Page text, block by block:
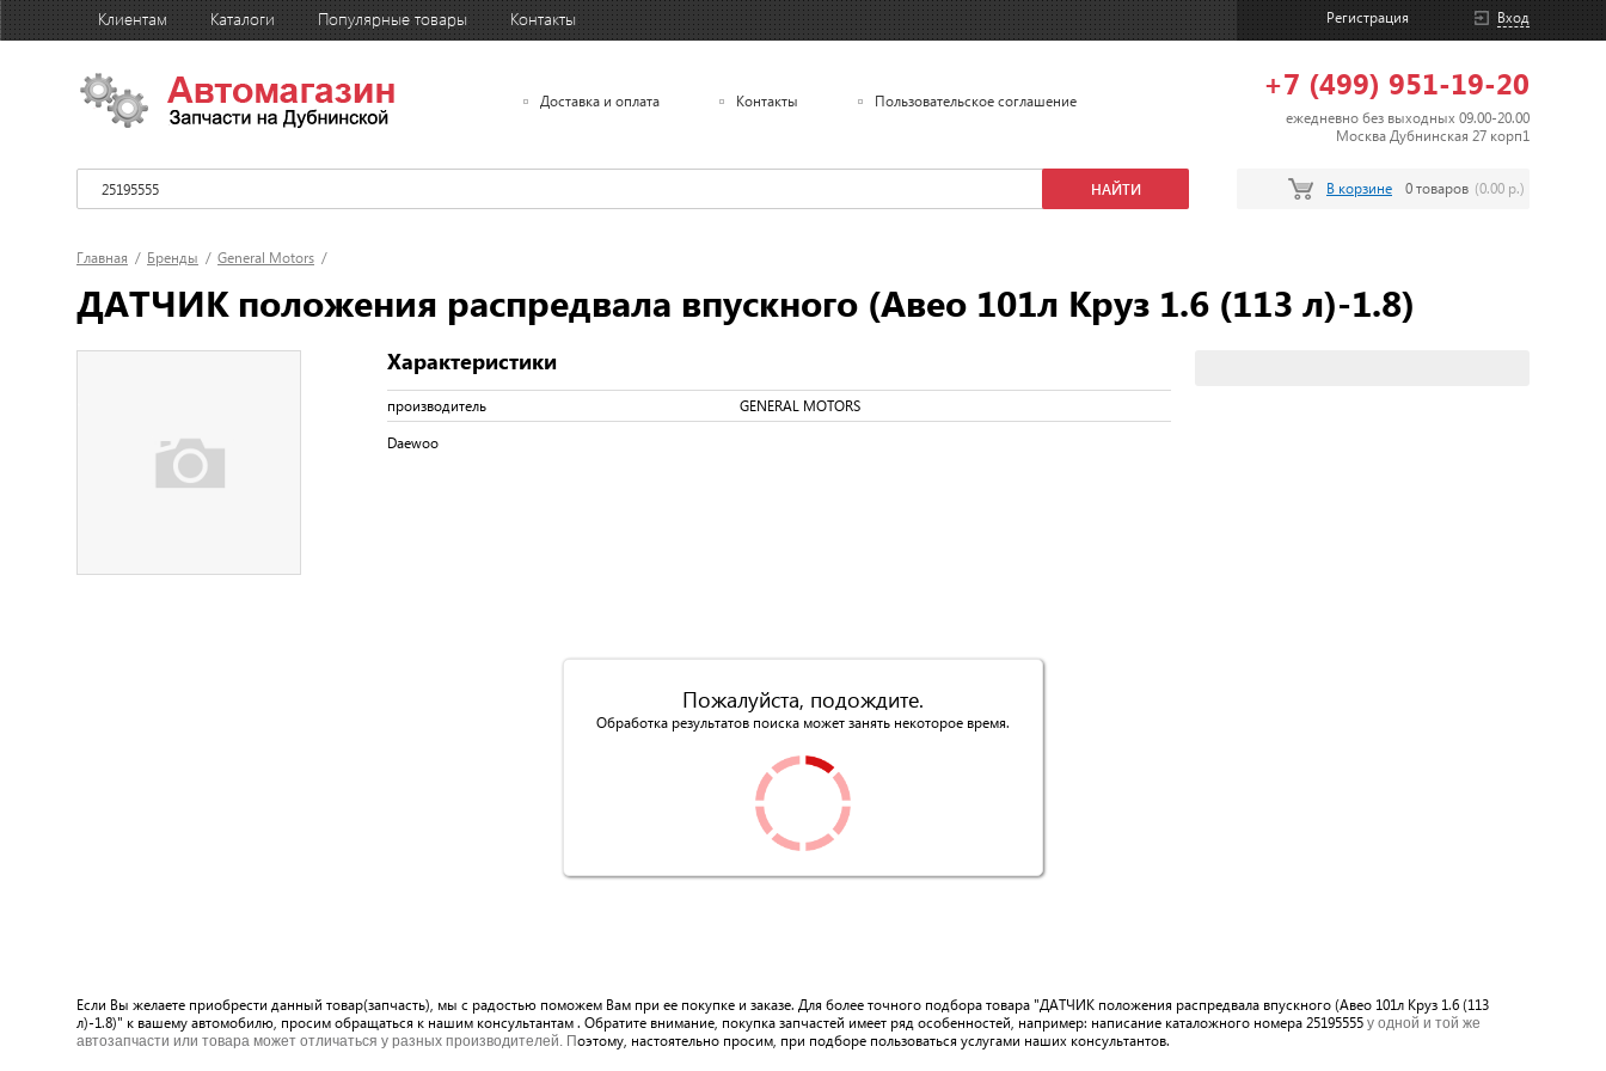
Клиентам Каталоги Популярные товары Контакты Вход
Регистрация
Доставка и оплата Контакты Пользовательское соглашение +7 (499) 951-19-20
ежедневно без выходных 09.00-20.00
Москва Дубнинская 27 корп1
В корзине 0 товаров (0.00 р.)
Главная / Бренды / General Motors /
ДАТЧИК положения распредвала впускного (Авео 101л Круз 1.6 (113 л)-1.8)
Характеристики
производитель GENERAL MOTORS
Daewoo
Пожалуйста, подождите.
Обработка результатов поиска может занять некоторое время.
Если Вы желаете приобрести данный товар(запчасть), мы с радостью поможем Вам при ее покупке и заказе. Для более точного подбора товара "ДАТЧИК положения распредвала впускного (Авео 101л Круз 1.6 (113
л)-1.8)" к вашему автомобилю, просим обращаться к нашим консультантам . Обратите внимание, покупка запчастей имеет ряд особенностей, например: написание каталожного номера 25195555 у одной и той же
автозапчасти или товара может отличаться у разных производителей. Поэтому, настоятельно просим, при подборе пользоваться услугами наших консультантов.